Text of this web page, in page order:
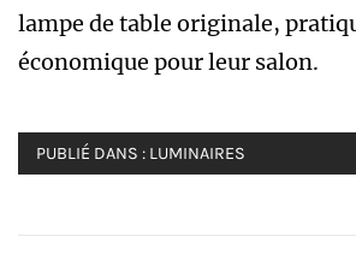
lampe de table originale,
économique pour leur salon.
PUBLIÉ DANS : LUMINAIRES